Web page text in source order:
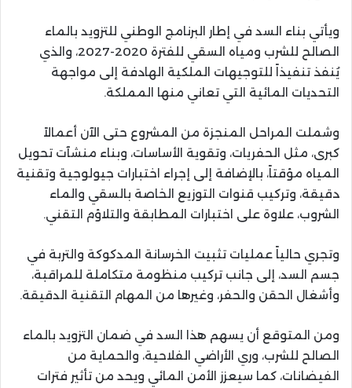
ويأتي بناء السد في إطار البرنامج الوطني للتزويد بالماء
الصالح للشرب ومياه السقي للفترة 2020-2027، والذي
يُنفذ تنفيذاً للتوجيهات الملكية الهادفة إلى مواجهة
التحديات المائية التي تعاني منها المملكة.
وشملت المراحل المنجزة من المشروع حتى الآن أعمالاً
كبرى، مثل الحفريات، وتقوية الأساسات، وبناء منشآت تحويل
المياه مؤقتاً، بالإضافة إلى إجراء اختبارات جيولوجية وتقنية
دقيقة، وتركيب قنوات التوزيع الخاصة بالسقي والماء
الشروب، علاوة على اختبارات المطابقة والتلاؤم التقني.
وتجري حالياً عمليات تثبيت الخرسانة المدكوكة والتربة في
جسم السد، إلى جانب تركيب منظومة متكاملة للمراقبة،
وأشغال الحقن والحفر، وغيرها من المهام التقنية الدقيقة.
ومن المتوقع أن يسهم هذا السد في ضمان التزويد بالماء
الصالح للشرب، وري الأراضي الفلاحية، والحماية من
الفيضانات، كما سيعزز الأمن المائي ويحد من تأثير فترات